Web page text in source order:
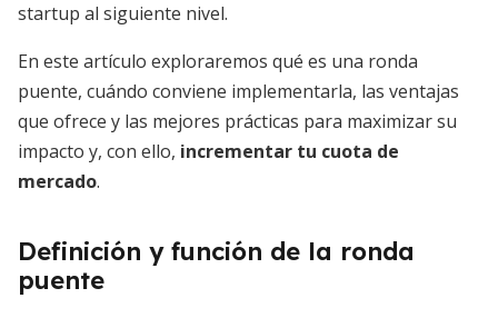
startup al siguiente nivel.
En este artículo exploraremos qué es una ronda
puente, cuándo conviene implementarla, las ventajas
que ofrece y las mejores prácticas para maximizar su
impacto y, con ello, incrementar tu cuota de
mercado.
Definición y función de la ronda
puente